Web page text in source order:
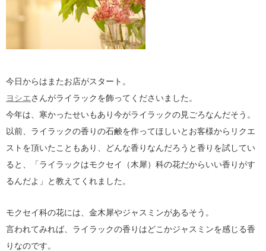
今日からはまたお店がスタート。
ヨシエさんがライラックを飾ってくださいました。
今年は、寒かったせいもあり今がライラックの見ごろなんだそう。
以前、ライラックの香りの石鹸を作ってほしいとお客様からリクエ
ストを頂いたこともあり、どんな香りなんだろうと香りを試してい
ると、「ライラックはモクセイ（木犀）科の花だからいい香りがす
るんだよ」と教えてくれました。
モクセイ科の花には、金木犀やジャスミンがあるそう。
言われてみれば、ライラックの香りはどこかジャスミンを感じる香
りなのです。